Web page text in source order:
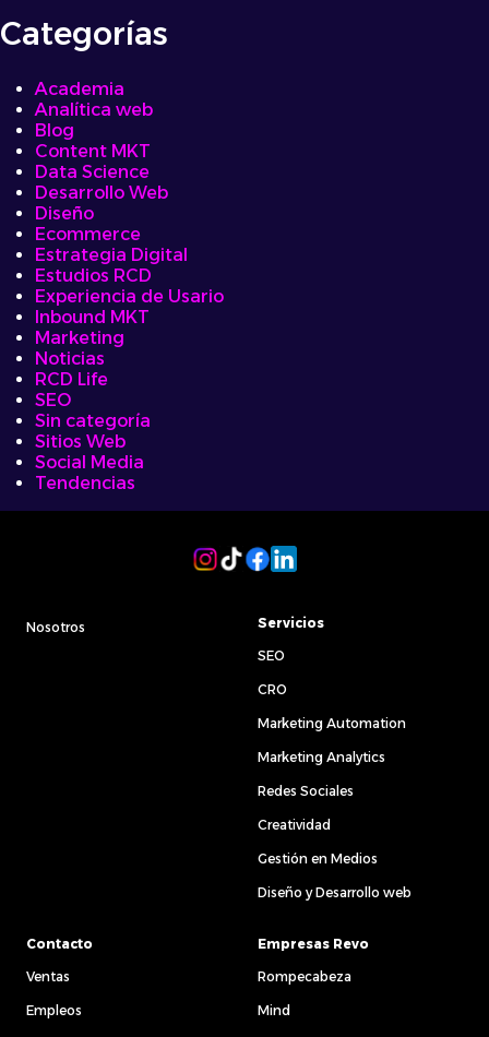
Categorías
Academia
Analítica web
Blog
Content MKT
Data Science
Desarrollo Web
Diseño
Ecommerce
Estrategia Digital
Estudios RCD
Experiencia de Usario
Inbound MKT
Marketing
Noticias
RCD Life
SEO
Sin categoría
Sitios Web
Social Media
Tendencias
Nosotros
Servicios
SEO
CRO
Marketing Automation
Marketing Analytics
Redes Sociales
Creatividad
Gestión en Medios
Diseño y Desarrollo web
Contacto
Ventas
Empleos
Empresas Revo
Rompecabeza
Mind